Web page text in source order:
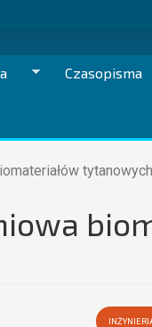
Czasopisma
tytanowych